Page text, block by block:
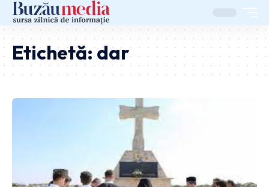
Etichetă:dar